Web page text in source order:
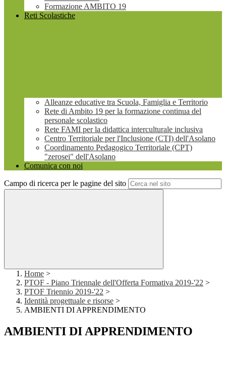
Formazione AMBITO 19
Reti Scolastiche
Alleanze educative tra Scuola, Famiglia e Territorio
Rete di Ambito 19 per la formazione continua del
personale scolastico
Rete FAMI per la didattica interculturale inclusiva
Centro Territoriale per l'Inclusione (CTI) dell'Asolano
Coordinamento Pedagogico Territoriale (CPT)
"zerosei" dell'Asolano
Comunica con noi
Campo di ricerca per le pagine del sito
Home >
PTOF - Piano Triennale dell'Offerta Formativa 2019-'22 >
PTOF Triennio 2019-'22 >
Identità progettuale e risorse >
AMBIENTI DI APPRENDIMENTO
AMBIENTI DI APPRENDIMENTO